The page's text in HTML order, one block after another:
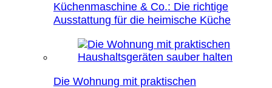
Küchenmaschine & Co.: Die richtige
Ausstattung für die heimische Küche
Die Wohnung mit praktischen